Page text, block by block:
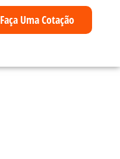
Faça Uma Cotação